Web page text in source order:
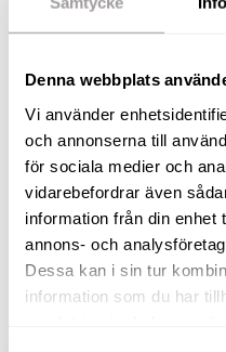
Denna webbplats
Vi använder
och annonserna till
för sociala medier och
vidarebefordrar även
information från din enhet
annons- och
Dessa kan i sin tur
information som du har
många golv har fått ny
samt nya fönster. På
det inglasade
och här finns lekplats
nära intill. Du bor nära
Bergaskogen erbjuder
ekskog för rekreation.
prioriterar att flytta in i
boende!